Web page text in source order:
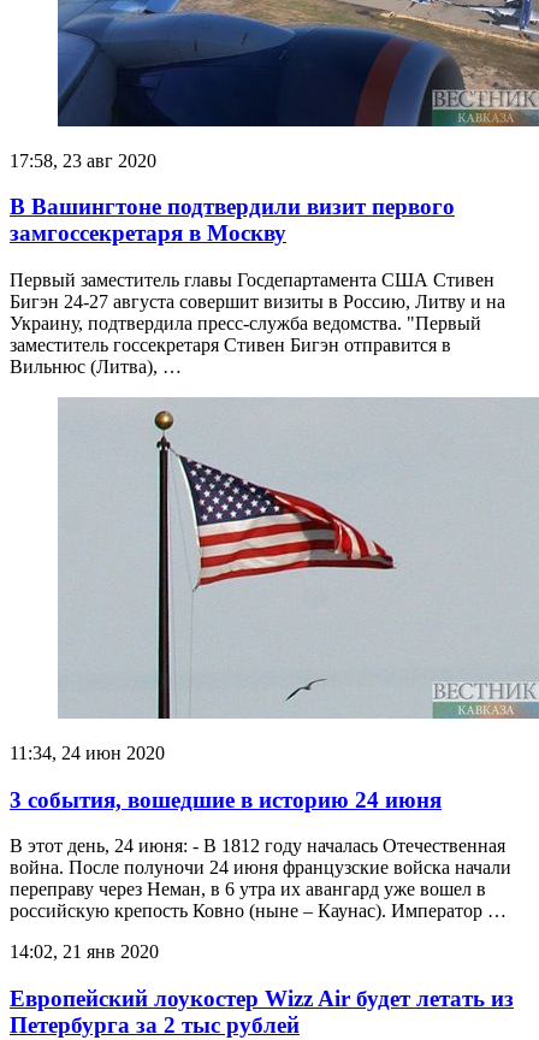
17:58, 23 авг 2020
В Вашингтоне подтвердили визит первого
замгоссекретаря в Москву
Первый заместитель главы Госдепартамента США Стивен
Бигэн 24‑27 августа совершит визиты в Россию, Литву и на
Украину, подтвердила пресс-служба ведомства. "Первый
заместитель госсекретаря Стивен Бигэн отправится в
Вильнюс (Литва), …
11:34, 24 июн 2020
3 события, вошедшие в историю 24 июня
В этот день, 24 июня: - В 1812 году началась Отечественная
война. После полуночи 24 июня французские войска начали
переправу через Неман, в 6 утра их авангард уже вошел в
российскую крепость Ковно (ныне – Каунас). Император …
14:02, 21 янв 2020
Европейский лоукостер Wizz Air будет летать из
Петербурга за 2 тыс рублей